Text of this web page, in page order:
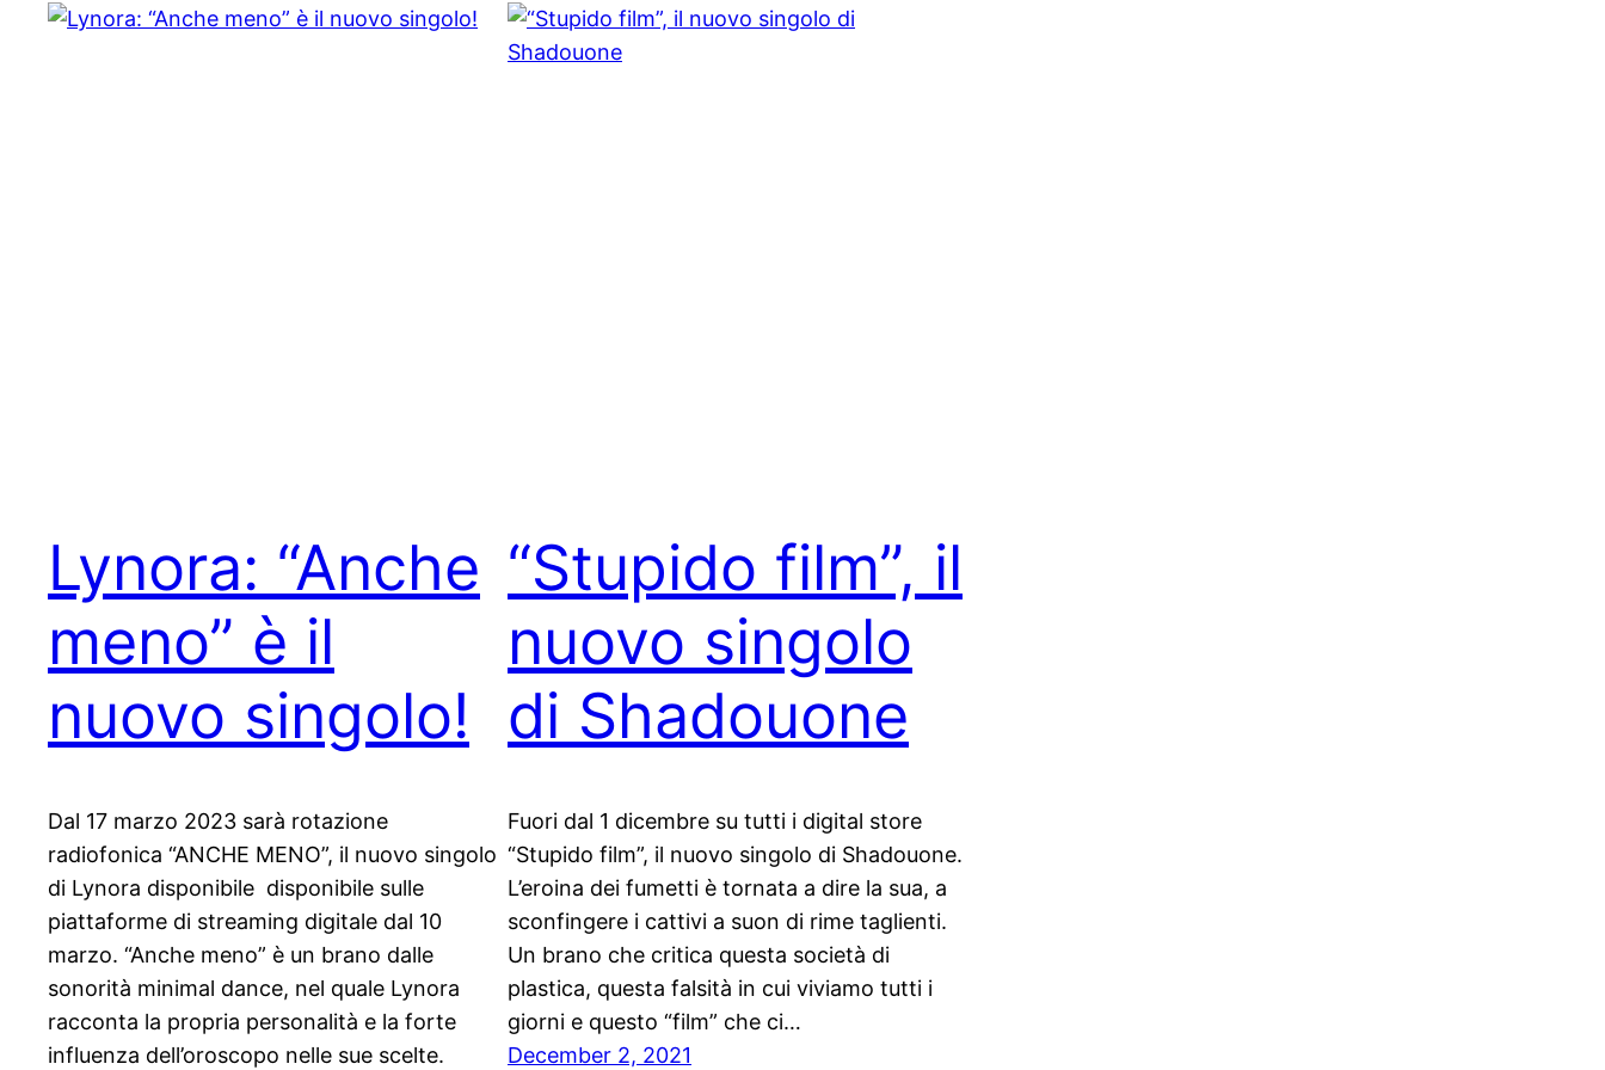
Lynora: “Anche
meno” è il
nuovo singolo!
Dal 17 marzo 2023 sarà rotazione
radiofonica “ANCHE MENO”, il nuovo singolo
di Lynora disponibile disponibile sulle
piattaforme di streaming digitale dal 10
marzo. “Anche meno” è un brano dalle
sonorità minimal dance, nel quale Lynora
racconta la propria personalità e la forte
influenza dell’oroscopo nelle sue scelte.
“Stupido film”, il
nuovo singolo
di Shadouone
Fuori dal 1 dicembre su tutti i digital store
“Stupido film”, il nuovo singolo di Shadouone.
L’eroina dei fumetti è tornata a dire la sua, a
sconfingere i cattivi a suon di rime taglienti.
Un brano che critica questa società di
plastica, questa falsità in cui viviamo tutti i
giorni e questo “film” che ci…
December 2, 2021